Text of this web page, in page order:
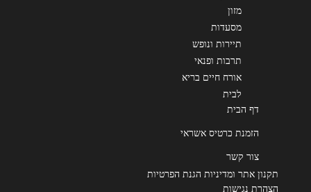
מזון
מסעדות
תיירות ונופש
תרבות ופנאי
אורח חיים בריא
לבית
דף הבית
הזמנת כרטיס אשראי
צור קשר
תקנון אתר ומדיניות הגנת הפרטיות
הצהרת נגישות